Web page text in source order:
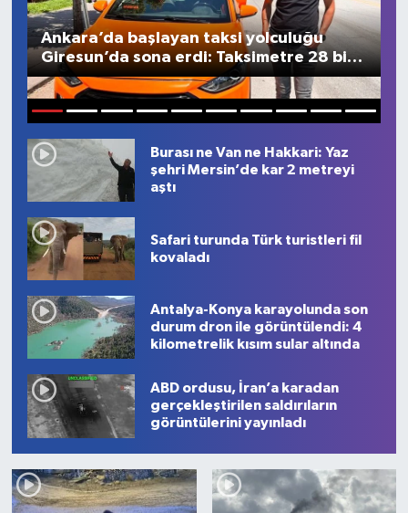
Ankara’da başlayan taksi yolculuğu
Giresun’da sona erdi: Taksimetre 28 bin
591 lira yazdı
Burası ne Van ne Hakkari: Yaz
şehri Mersin’de kar 2 metreyi
aştı
Safari turunda Türk turistleri fil
kovaladı
Antalya-Konya karayolunda son
durum dron ile görüntülendi: 4
kilometrelik kısım sular altında
ABD ordusu, İran’a karadan
gerçekleştirilen saldırıların
görüntülerini yayınladı